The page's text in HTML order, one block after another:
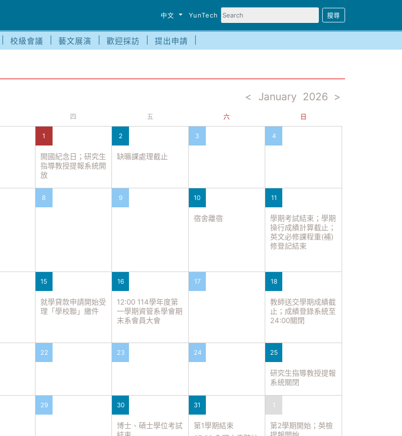
中文 YunTech
校級會議 藝文展演 歡迎採訪 提出申請
< January 2026 >
四 五 六 日
1
開國紀念日；研究生
指導教授提報系統開
放
2
缺曠課處理截止
3 4
8 9 10
宿舍離宿
11
學期考試結束；學期
操行成績計算截止；
英文必修課程重(補)
修登記結束
15
就學貸款申請開始受
理「學校聯」繳件
16
12:00 114學年度第
一學期資管系學會期
末系會員大會
17 18
教師送交學期成績截
止；成績登錄系統至
24:00關閉
22 23 24 25
研究生指導教授提報
系統關閉
29 30
博士、碩士學位考試
31
第1學期結束
1
第2學期開始；英檢